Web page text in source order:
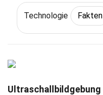
Technologie Fakten
Ultraschallbildgebung